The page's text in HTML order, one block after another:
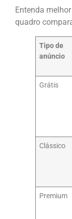
Entenda
quadro
Tipo de
anúncio
Grátis
Clássico
Premium